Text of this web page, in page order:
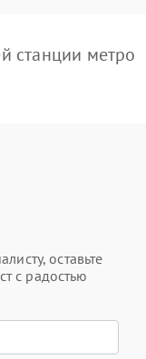
станции метро
оставьте
с радостью